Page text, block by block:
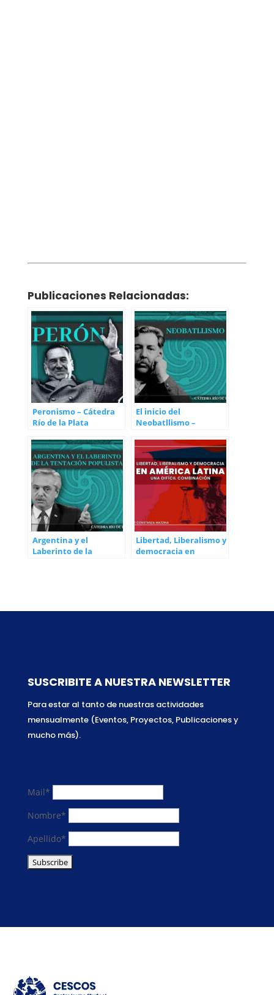
Publicaciones Relacionadas:
Peronismo – Cátedra
Río de la Plata
El inicio del
Neobatllismo –
Argentina y el
Laberinto de la
Libertad, Liberalismo y
democracia en
SUSCRIBITE A NUESTRA NEWSLETTER
Para estar al tanto de nuestras actividades
mensualmente (Eventos, Proyectos, Publicaciones y
mucho más).
Mail*
Nombre*
Apellido*